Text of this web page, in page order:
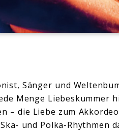
Sänger und
Menge Liebeskummer
– die Liebe zum
und Polka-Rhythmen